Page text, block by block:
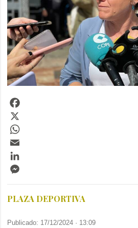
PLAZA DEPORTIVA
Publicado: 17/12/2024 · 13:09